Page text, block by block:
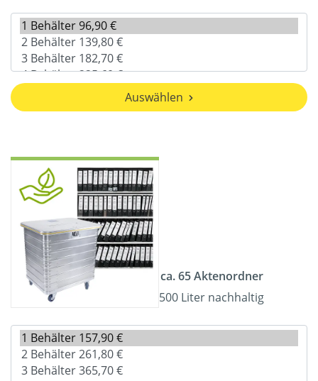
Auswählen
ca. 65 Aktenordner
500 Liter nachhaltig